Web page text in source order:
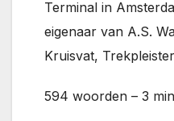
Terminal in
eigenaar van A.S.
Kruisvat,
594 woorden – 3